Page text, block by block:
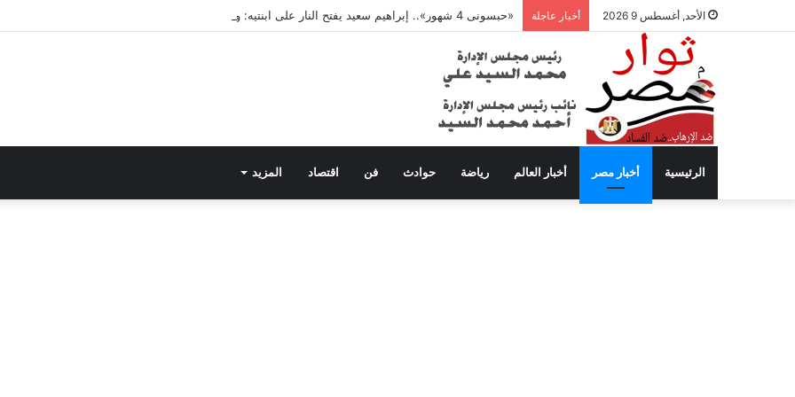
الأحد, أغسطس 9 2026 أخبار عاجلة «حبسونى 4 شهور».. إبراهيم سعيد يفتح النار على ابنتيه: والله ما مسامحكم
الرئيسية أخبار مصر أخبار العالم رياضة حوادث فن اقتصاد المزيد